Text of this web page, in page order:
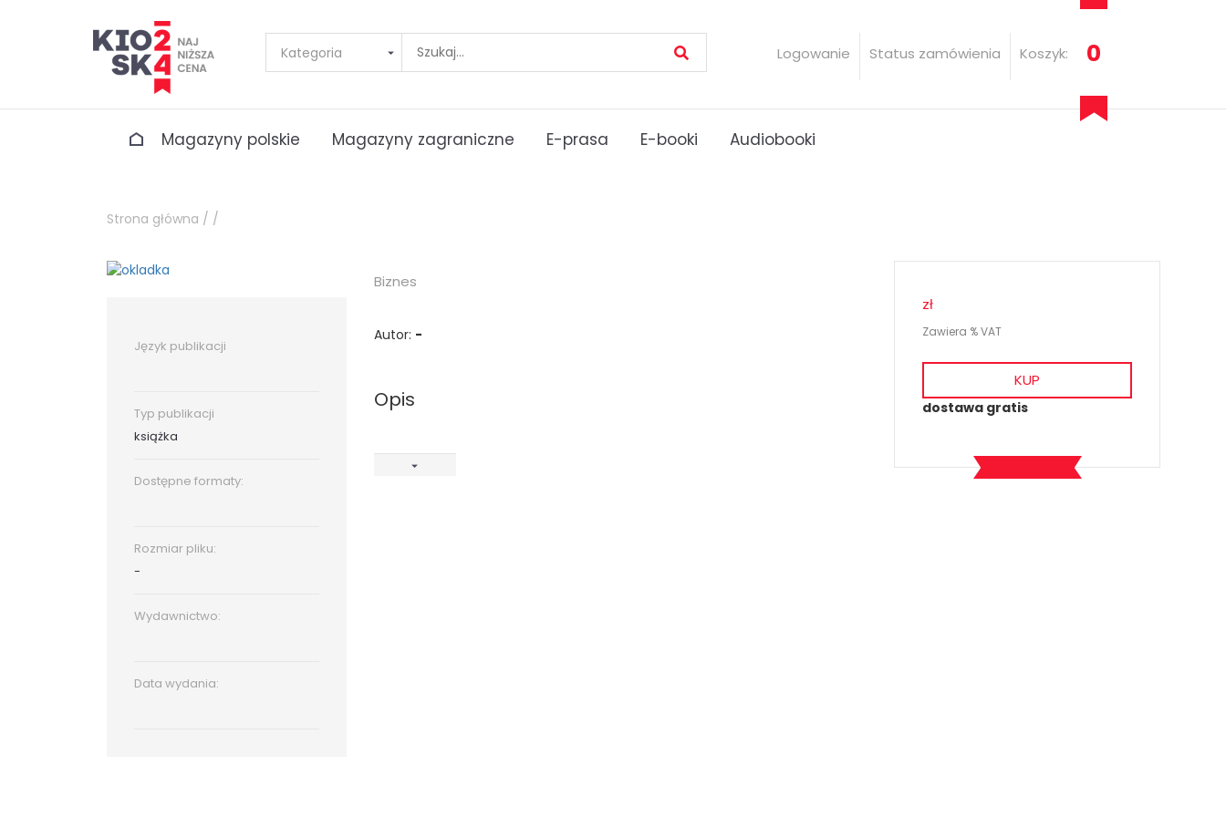
Logowanie Status zamówienia Koszyk: 0
Magazyny polskie Magazyny zagraniczne E-prasa E-booki Audiobooki
Strona główna / /
Język publikacji
Typ publikacji
książka
Dostępne formaty:
Rozmiar pliku:
-
Wydawnictwo:
Data wydania:
Biznes
Autor: -
Opis
zł
Zawiera % VAT
KUP
dostawa gratis